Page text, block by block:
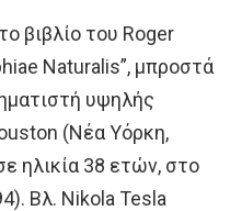
βιβλίο του Roger
Naturalis”, μπροστά
υψηλής
(Νέα Υόρκη,
ηλικία 38 ετών, στο
Βλ. Nikola Tesla